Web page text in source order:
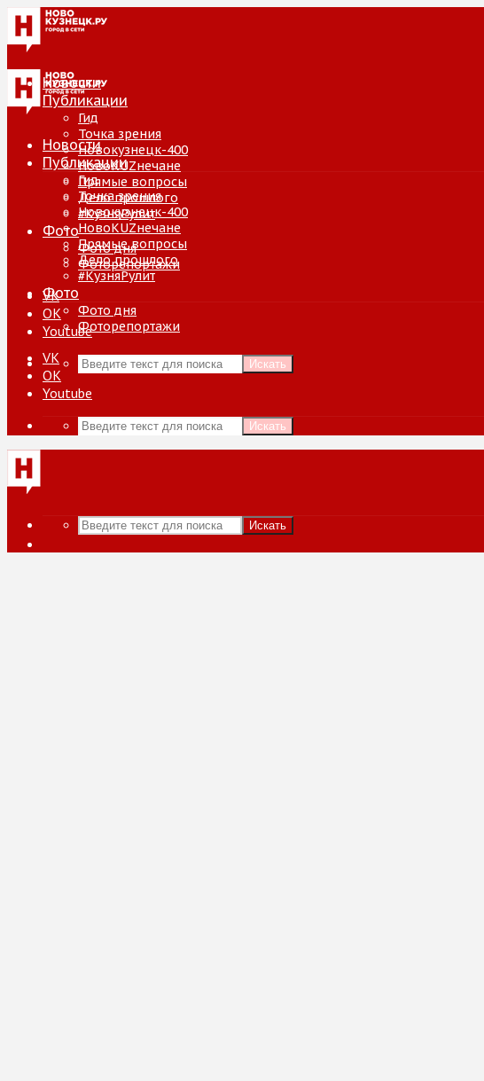
Новости
Публикации
Гид
Точка зрения
Новокузнецк-400
НовоKUZнечане
Прямые вопросы
Дело прошлого
#КузняРулит
Фото
Фото дня
Фоторепортажи
VK
ОК
Youtube
Искать
Новости
Публикации
Гид
Точка зрения
Новокузнецк-400
НовоKUZнечане
Прямые вопросы
Дело прошлого
#КузняРулит
Фото
Фото дня
Фоторепортажи
VK
ОК
Youtube
Искать
Искать